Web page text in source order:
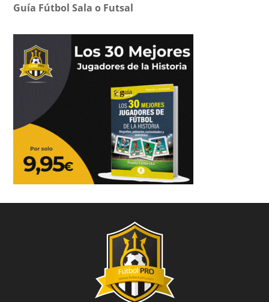
Guía Fútbol Sala o Futsal